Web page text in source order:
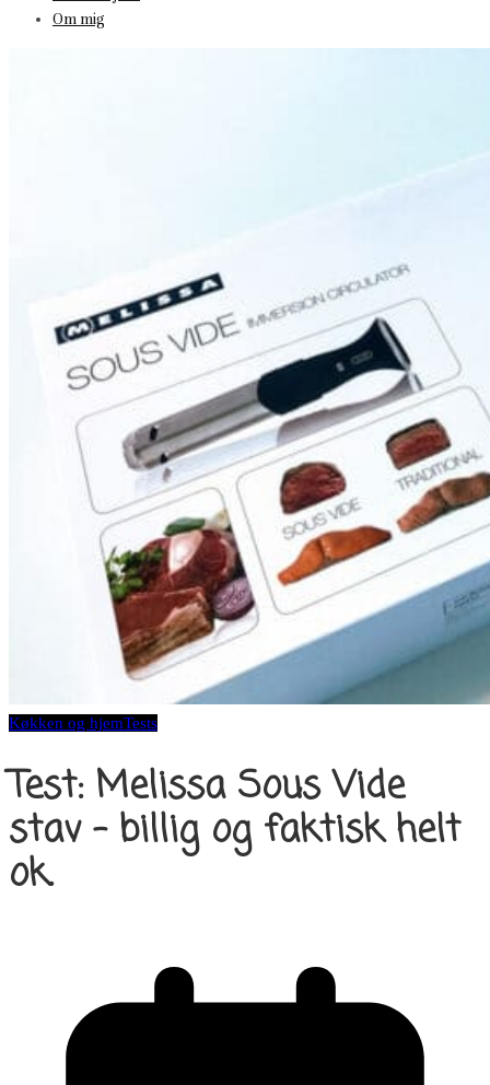
Om mig
Køkken og hjemTests
Test: Melissa Sous Vide
stav – billig og faktisk helt
ok.